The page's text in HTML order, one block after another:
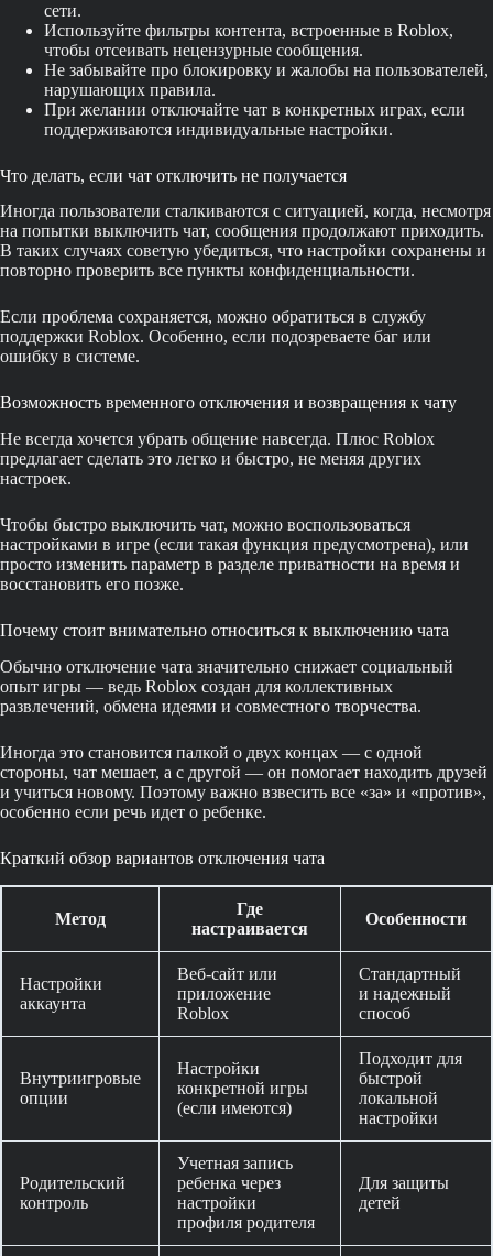
сети.
Используйте фильтры контента, встроенные в Roblox,
чтобы отсеивать нецензурные сообщения.
Не забывайте про блокировку и жалобы на пользователей,
нарушающих правила.
При желании отключайте чат в конкретных играх, если
поддерживаются индивидуальные настройки.
Что делать, если чат отключить не получается
Иногда пользователи сталкиваются с ситуацией, когда, несмотря
на попытки выключить чат, сообщения продолжают приходить.
В таких случаях советую убедиться, что настройки сохранены и
повторно проверить все пункты конфиденциальности.
Если проблема сохраняется, можно обратиться в службу
поддержки Roblox. Особенно, если подозреваете баг или
ошибку в системе.
Возможность временного отключения и возвращения к чату
Не всегда хочется убрать общение навсегда. Плюс Roblox
предлагает сделать это легко и быстро, не меняя других
настроек.
Чтобы быстро выключить чат, можно воспользоваться
настройками в игре (если такая функция предусмотрена), или
просто изменить параметр в разделе приватности на время и
восстановить его позже.
Почему стоит внимательно относиться к выключению чата
Обычно отключение чата значительно снижает социальный
опыт игры — ведь Roblox создан для коллективных
развлечений, обмена идеями и совместного творчества.
Иногда это становится палкой о двух концах — с одной
стороны, чат мешает, а с другой — он помогает находить друзей
и учиться новому. Поэтому важно взвесить все «за» и «против»,
особенно если речь идет о ребенке.
Краткий обзор вариантов отключения чата
Метод
Где
настраивается
Особенности
Настройки
аккаунта
Веб-сайт или
приложение
Roblox
Стандартный
и надежный
способ
Внутриигровые
опции
Настройки
конкретной игры
(если имеются)
Подходит для
быстрой
локальной
настройки
Родительский
контроль
Учетная запись
ребенка через
настройки
профиля родителя
Для защиты
детей